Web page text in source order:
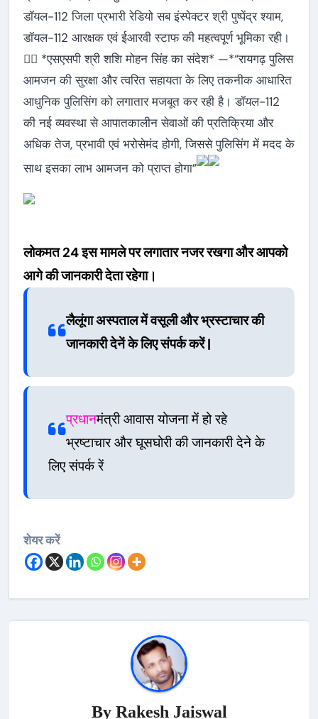
डॉयल-112 जिला प्रभारी रेडियो सब इंस्पेक्टर श्री पुष्पेंद्र श्याम,
डॉयल-112 आरक्षक एवं ईआरवी स्टाफ की महत्वपूर्ण भूमिका रही।
👉🏻 *एसएसपी श्री शशि मोहन सिंह का संदेश* —*“रायगढ़ पुलिस
आमजन की सुरक्षा और त्वरित सहायता के लिए तकनीक आधारित
आधुनिक पुलिसिंग को लगातार मजबूत कर रही है। डॉयल-112
की नई व्यवस्था से आपातकालीन सेवाओं की प्रतिक्रिया और
अधिक तेज, प्रभावी एवं भरोसेमंद होगी, जिससे पुलिसिंग में मदद के
साथ इसका लाभ आमजन को प्राप्त होगा”
लोकमत 24 इस मामले पर लगातार नजर रखगा और आपको
आगे की जानकारी देता रहेगा।
लैलूंगा अस्पताल में वसूली और भ्रस्टाचार की
जानकारी देनें के लिए संपर्क करें |
प्रधानमंत्री आवास योजना में हो रहे
भ्रष्टाचार और घूसघोरी की जानकारी देने के
लिए संपर्क रें
शेयर करें
By Rakesh Jaiswal